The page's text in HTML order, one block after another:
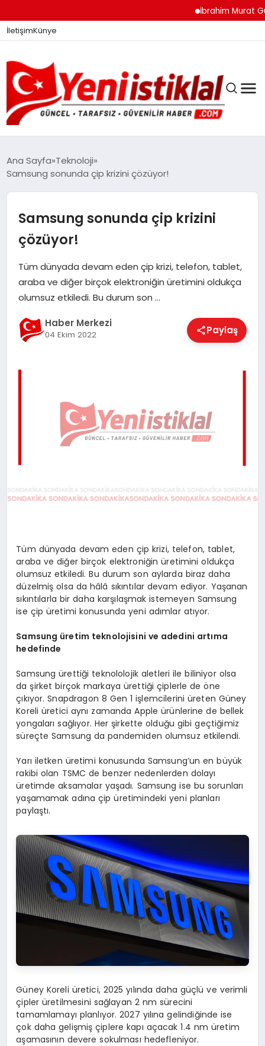
İbrahim Murat
İletişimKünye
GÜNDEM
DÜNYA
EĞITIM
EKONOMI
MAGAZIN
TEKNOLOJI
Ana Sayfa Teknoloji
Samsung sonunda çip krizini çözüyor!
Samsung sonunda çip krizini
çözüyor!
Tüm dünyada devam eden çip krizi, telefon, tablet,
araba ve diğer birçok elektroniğin üretimini oldukça
olumsuz etkiledi. Bu durum son …
Haber Merkezi
04 Ekim 2022 Paylaş
Tüm dünyada devam eden çip krizi, telefon, tablet,
araba ve diğer birçok elektroniğin üretimini oldukça
olumsuz etkiledi. Bu durum son aylarda biraz daha
düzelmiş olsa da hâlâ sıkıntılar devam ediyor. Yaşanan
sıkıntılarla bir daha karşılaşmak istemeyen Samsung
ise çip üretimi konusunda yeni adımlar atıyor.
Samsung üretim teknolojisini ve adedini artıma
hedefinde
Samsung ürettiği teknololojik aletleri ile biliniyor olsa
da şirket birçok markaya ürettiği çiplerle de öne
çıkıyor. Snapdragon 8 Gen 1 işlemcilerini üreten Güney
Koreli üretici aynı zamanda Apple ürünlerine de bellek
yongaları sağlıyor. Her şirkette olduğu gibi geçtiğimiz
süreçte Samsung da pandemiden olumsuz etkilendi.
Yarı iletken üretimi konusunda Samsung’un en büyük
rakibi olan TSMC de benzer nedenlerden dolayı
üretimde aksamalar yaşadı. Samsung ise bu sorunları
yaşamamak adına çip üretimindeki yeni planları
paylaştı.
Güney Koreli üretici, 2025 yılında daha güçlü ve verimli
çipler üretilmesini sağlayan 2 nm sürecini
tamamlamayı planlıyor. 2027 yılına gelindiğinde ise
çok daha gelişmiş çiplere kapı açacak 1.4 nm üretim
aşamasının devere sokulması hedefleniyor.